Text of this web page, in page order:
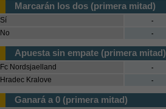
Marcarán los dos (primera mitad)
Sí
No
-
-
Apuesta sin empate (primera mitad)
Fc Nordsjaelland
Hradec Kralove
-
-
Ganará a 0 (primera mitad)